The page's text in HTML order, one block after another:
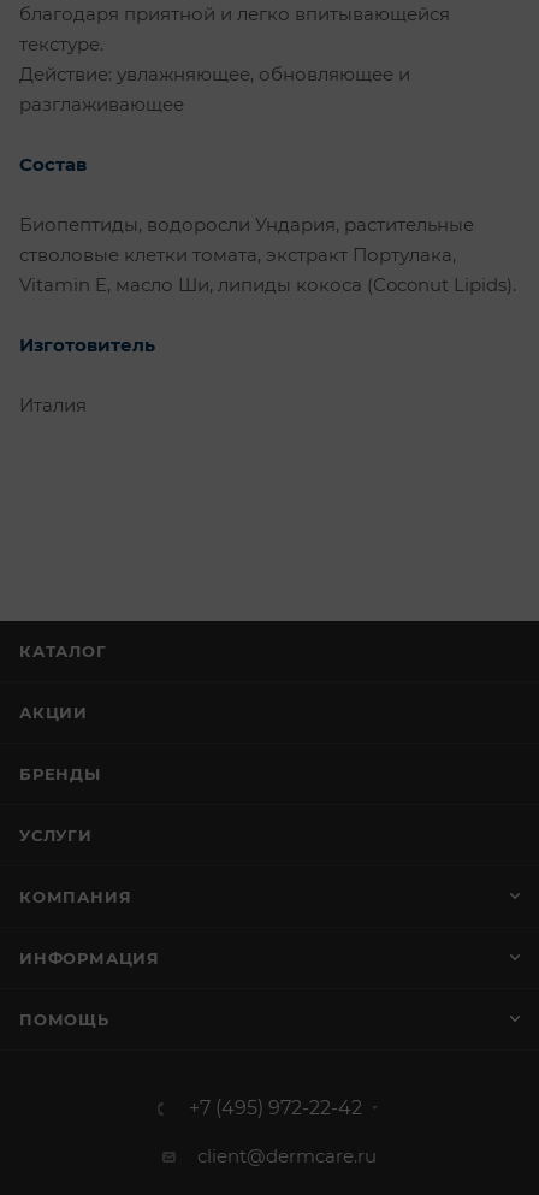
благодаря приятной и легко впитывающейся
текстуре.
Действие: увлажняющее, обновляющее и
разглаживающее
Состав
Биопептиды, водоросли Ундария, растительные
стволовые клетки томата, экстракт Портулака,
Vitamin E, масло Ши, липиды кокоса (Coconut Lipids).
Изготовитель
Италия
КАТАЛОГ
АКЦИИ
БРЕНДЫ
УСЛУГИ
КОМПАНИЯ
ИНФОРМАЦИЯ
ПОМОЩЬ
+7 (495) 972-22-42
client@dermcare.ru